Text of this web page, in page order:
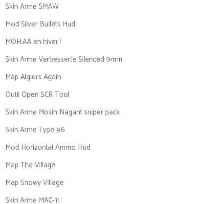
Skin Arme SMAW
Mod Silver Bullets Hud
MOH:AA en hiver !
Skin Arme Verbesserte Silenced 9mm
Map Algiers Again
Outil Open SCR Tool
Skin Arme Mosin Nagant sniper pack
Skin Arme Type 96
Mod Horizontal Ammo Hud
Map The Village
Map Snowy Village
Skin Arme MAC-11